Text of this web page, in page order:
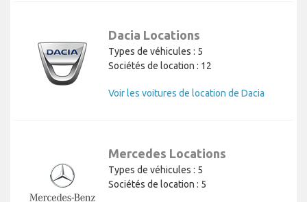
Dacia Locations
Types de véhicules : 5
Sociétés de location : 12
Voir les voitures de location de Dacia
Mercedes Locations
Types de véhicules : 5
Sociétés de location : 5